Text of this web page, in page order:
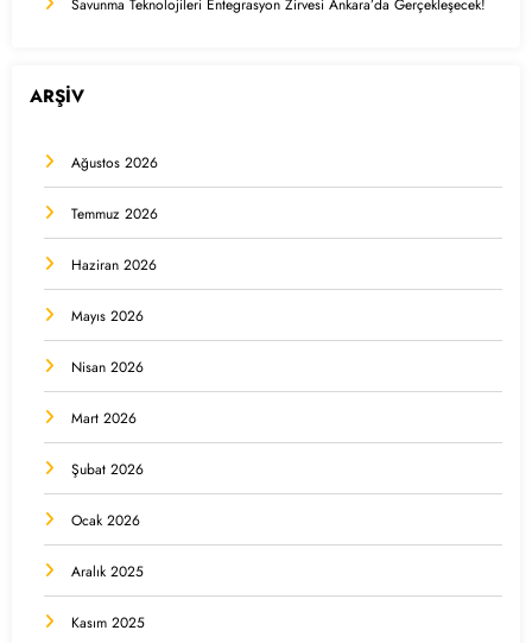
Savunma Teknolojileri Entegrasyon Zirvesi Ankara’da Gerçekleşecek!
ARŞİV
Ağustos 2026
Temmuz 2026
Haziran 2026
Mayıs 2026
Nisan 2026
Mart 2026
Şubat 2026
Ocak 2026
Aralık 2025
Kasım 2025